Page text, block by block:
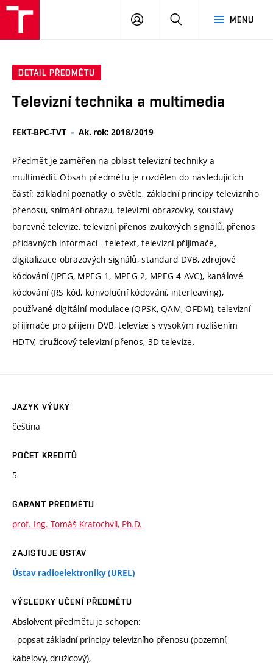
MENU
PŘIHLÁSIT
DETAIL PŘEDMĚTU
Televizní technika a multimedia
FEKT-BPC-TVT Ak. rok: 2018/2019
Předmět je zaměřen na oblast televizní techniky a
multimédií. Obsah předmětu je rozdělen do následujících
částí: základní poznatky o světle, základní principy televizního
přenosu, snímání obrazu, televizní obrazovky, soustavy
barevné televize, televizní přenos zvukových signálů, přenos
přídavných informací - teletext, televizní přijímače,
digitalizace obrazových signálů, standard DVB, zdrojové
kódování (JPEG, MPEG-1, MPEG-2, MPEG-4 AVC), kanálové
kódování (RS kód, konvoluční kódování, interleaving),
používané digitální modulace (QPSK, QAM, OFDM), televizní
přijímače pro příjem DVB, televize s vysokým rozlišením
HDTV, družicový televizní přenos, 3D televize.
JAZYK VÝUKY
čeština
POČET KREDITŮ
5
GARANT PŘEDMĚTU
prof. Ing. Tomáš Kratochvíl, Ph.D.
ZAJIŠŤUJE ÚSTAV
Ústav radioelektroniky (UREL)
VÝSLEDKY UČENÍ PŘEDMĚTU
Abslolvent předmětu je schopen:
- popsat základní principy televizního přenosu (pozemní,
kabelový, družicový),